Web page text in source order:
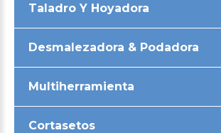
Taladro Y Hoyadora
Desmalezadora & Podadora
Multiherramienta
Cortasetos